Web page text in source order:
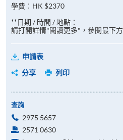
學費︰HK $2370
**日期 / 時間 / 地點：
請打開詳情"閱讀更多"，參閱最下方
申請表
分享
列印
查詢
2975 5657
2571 0630